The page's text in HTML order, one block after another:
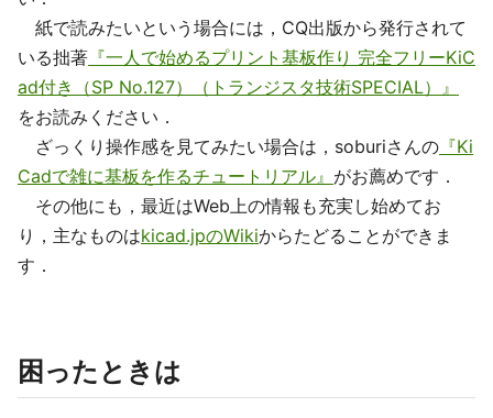
紙で読みたいという場合には，CQ出版から発行されて
いる拙著 『一人で始めるプリント基板作り 完全フリーKiC
ad付き（SP No.127）（トランジスタ技術SPECIAL）』
をお読みください．
ざっくり操作感を見てみたい場合は，soburiさんの 『Ki
Cadで雑に基板を作るチュートリアル』 がお薦めです．
その他にも，最近はWeb上の情報も充実し始めてお
り，主なものはkicad.jpのWikiからたどることができま
す．
困ったときは